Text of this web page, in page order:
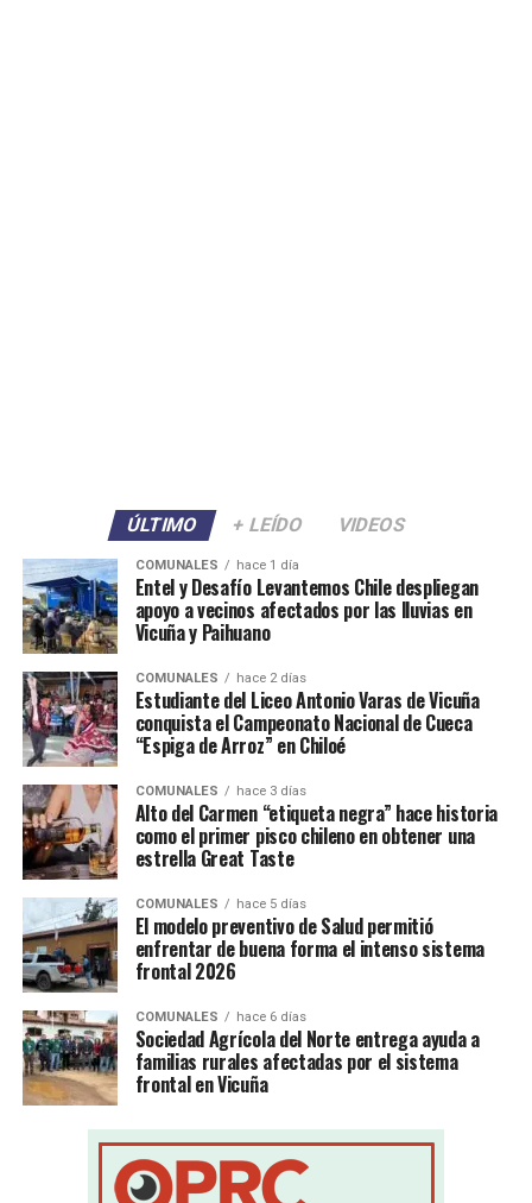
ÚLTIMO + LEÍDO VIDEOS
COMUNALES hace 1 día
Entel y Desafío Levantemos Chile despliegan
apoyo a vecinos afectados por las lluvias en
Vicuña y Paihuano
COMUNALES hace 2 días
Estudiante del Liceo Antonio Varas de Vicuña
conquista el Campeonato Nacional de Cueca
“Espiga de Arroz” en Chiloé
COMUNALES hace 3 días
Alto del Carmen “etiqueta negra” hace historia
como el primer pisco chileno en obtener una
estrella Great Taste
COMUNALES hace 5 días
El modelo preventivo de Salud permitió
enfrentar de buena forma el intenso sistema
frontal 2026
COMUNALES hace 6 días
Sociedad Agrícola del Norte entrega ayuda a
familias rurales afectadas por el sistema
frontal en Vicuña